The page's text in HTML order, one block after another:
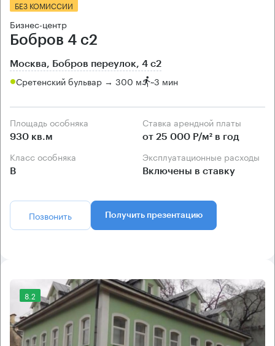
БЕЗ КОМИССИИ
Бизнес-центр
Бобров 4 с2
Москва, Бобров переулок, 4 с2
Сретенский бульвар → 300 м ~3 мин
Площадь особняка
930 кв.м
Ставка арендной платы
от 25 000 Р/м² в год
Класс особняка
B
Эксплуатационные расходы
Включены в ставку
Позвонить Получить презентацию
8.2